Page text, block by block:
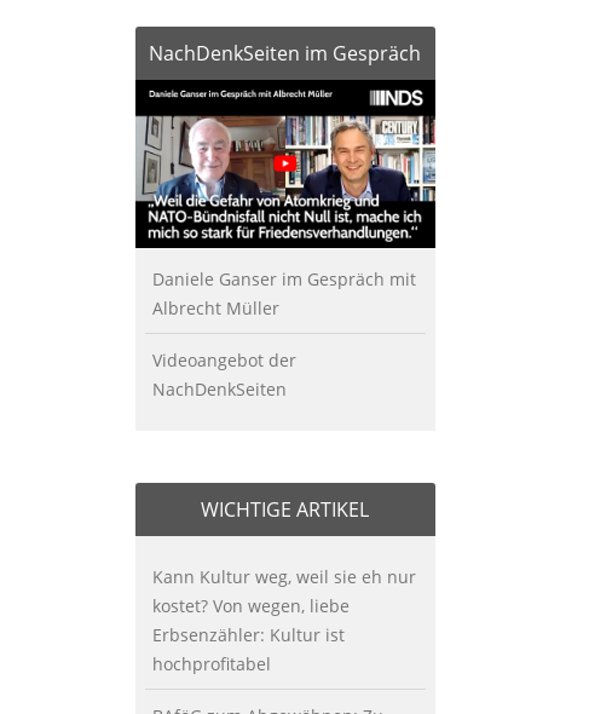
NachDenkSeiten im Gespräch
Daniele Ganser im Gespräch mit
Albrecht Müller
Videoangebot der
NachDenkSeiten
WICHTIGE ARTIKEL
Kann Kultur weg, weil sie eh nur
kostet? Von wegen, liebe
Erbsenzähler: Kultur ist
hochprofitabel